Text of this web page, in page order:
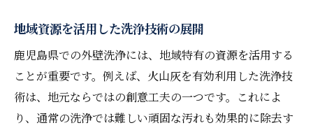
地域資源を活用した洗浄技術の展開
鹿児島県での外壁洗浄には、地域特有の資源を活用する
ことが重要です。例えば、火山灰を有効利用した洗浄技
術は、地元ならではの創意工夫の一つです。これによ
り、通常の洗浄では難しい頑固な汚れも効果的に除去す